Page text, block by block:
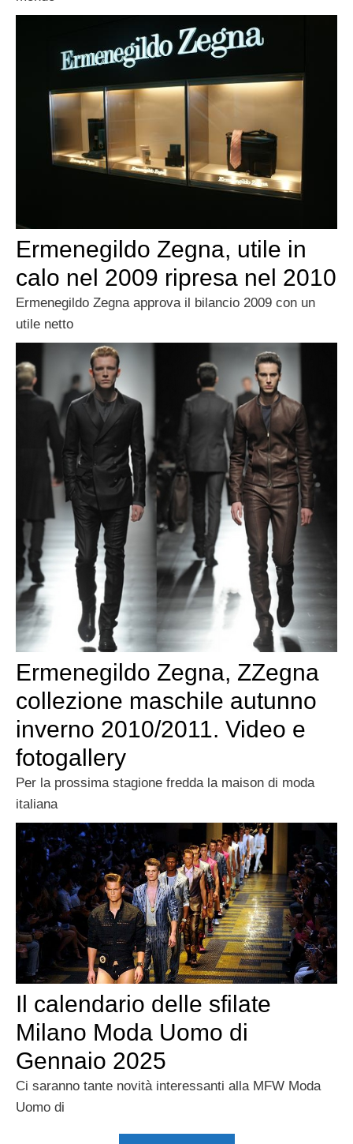
Ermenegildo Zegna, utile in
calo nel 2009 ripresa nel 2010
Ermenegildo Zegna approva il bilancio 2009 con un
utile netto
Ermenegildo Zegna, ZZegna
collezione maschile autunno
inverno 2010/2011. Video e
fotogallery
Per la prossima stagione fredda la maison di moda
italiana
Il calendario delle sfilate
Milano Moda Uomo di
Gennaio 2025
Ci saranno tante novità interessanti alla MFW Moda
Uomo di